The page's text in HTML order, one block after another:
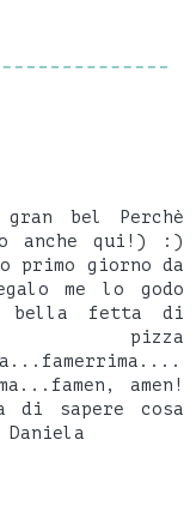
bel Perchè
anche qui!) :)
primo giorno da
me lo godo
bella fetta di
amen!
di sapere cosa
Daniela